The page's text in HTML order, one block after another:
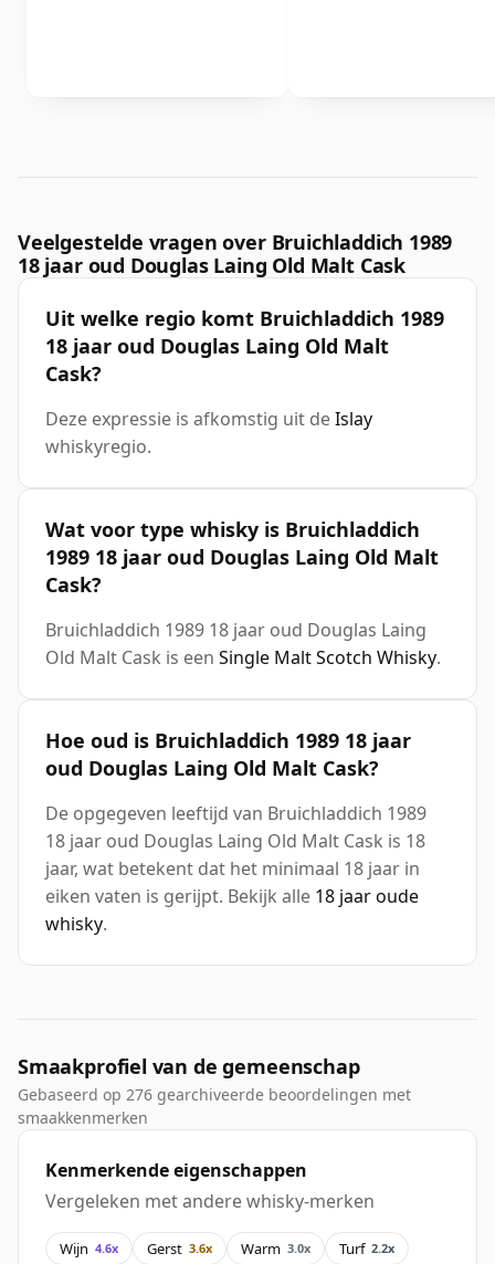
Veelgestelde vragen over Bruichladdich 1989
18 jaar oud Douglas Laing Old Malt Cask
Uit welke regio komt Bruichladdich 1989
18 jaar oud Douglas Laing Old Malt
Cask?
Deze expressie is afkomstig uit deIslay
whiskyregio.
Wat voor type whisky is Bruichladdich
1989 18 jaar oud Douglas Laing Old Malt
Cask?
Bruichladdich 1989 18 jaar oud Douglas Laing
Old Malt Cask is een Single Malt Scotch Whisky.
Hoe oud is Bruichladdich 1989 18 jaar
oud Douglas Laing Old Malt Cask?
De opgegeven leeftijd van Bruichladdich 1989
18 jaar oud Douglas Laing Old Malt Cask is 18
jaar, wat betekent dat het minimaal 18 jaar in
eiken vaten is gerijpt. Bekijk alle 18 jaar oude
whisky.
Smaakprofiel van de gemeenschap
Gebaseerd op 276 gearchiveerde beoordelingen met
smaakkenmerken
Kenmerkende eigenschappen
Vergeleken met andere whisky-merken
Wijn 4.6x Gerst 3.6x Warm 3.0x Turf 2.2x